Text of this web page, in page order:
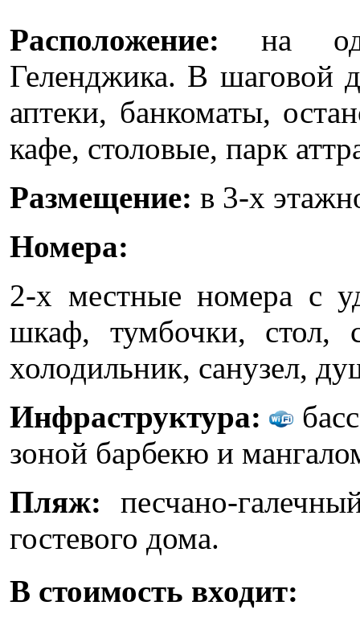
Расположение: на
Геленджика. В шаговой
аптеки, банкоматы,
кафе, столовые, парк
Размещение: в 3-х
Номера:
2-x местные номера с
шкаф, тумбочки, стол,
холодильник, санузел,
Инфраструктура:
зоной барбекю и
Пляж: песчано-
гостевого дома.
В стоимость входит: